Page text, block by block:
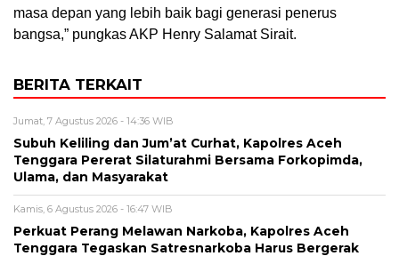
masa depan yang lebih baik bagi generasi penerus
bangsa,” pungkas AKP Henry Salamat Sirait.
BERITA TERKAIT
Jumat, 7 Agustus 2026 - 14:36 WIB
Subuh Keliling dan Jum’at Curhat, Kapolres Aceh
Tenggara Pererat Silaturahmi Bersama Forkopimda,
Ulama, dan Masyarakat
Kamis, 6 Agustus 2026 - 16:47 WIB
Perkuat Perang Melawan Narkoba, Kapolres Aceh
Tenggara Tegaskan Satresnarkoba Harus Bergerak